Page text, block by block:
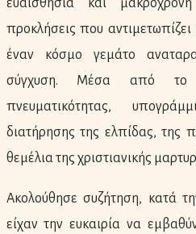
ευαισθησία και
προκλήσεις που
έναν κόσμο γεμάτο
σύγχυση. Μέσα από το
πνευματικότητας,
διατήρησης της ελπίδας, της
θεμέλια της χριστιανικής
Ακολούθησε συζήτηση, κατά
είχαν την ευκαιρία να